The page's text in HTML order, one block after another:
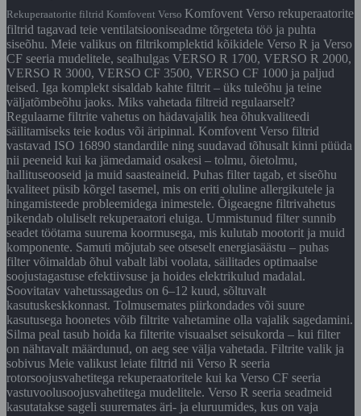
Rekuperaatorite filtrid Komfovent Verso Komfovent Verso rekuperaatorite
filtrid tagavad teie ventilatsiooniseadme tõrgeteta töö ja puhta
siseõhu. Meie valikus on filtrikomplektid kõikidele Verso R ja Verso
CF seeria mudelitele, sealhulgas VERSO R 1700, VERSO R 2000,
VERSO R 3000, VERSO CF 3500, VERSO CF 1000 ja paljud
teised. Iga komplekt sisaldab kahte filtrit – üks tuleõhu ja teine
väljatõmbeõhu jaoks. Miks vahetada filtreid regulaarselt?
Regulaarne filtrite vahetus on hädavajalik hea õhukvaliteedi
säilitamiseks teie kodus või äripinnal. Komfovent Verso filtrid
vastavad ISO 16890 standardile ning suudavad tõhusalt kinni püüda
nii peeneid kui ka jämedamaid osakesi – tolmu, õietolmu,
hallituseooseid ja muid saasteaineid. Puhas filter tagab, et siseõhu
kvaliteet püsib kõrgel tasemel, mis on eriti oluline allergikutele ja
hingamisteede probleemidega inimestele. Õigeaegne filtrivahetus
pikendab oluliselt rekuperaatori eluiga. Ummistunud filter sunnib
seadet töötama suurema koormusega, mis kulutab mootorit ja muid
komponente. Samuti mõjutab see otseselt energiasäästu – puhas
filter võimaldab õhul vabalt läbi voolata, säilitades optimaalse
soojustagastuse efektiivsuse ja hoides elektrikulud madalal.
Soovitatav vahetussagedus on 6–12 kuud, sõltuvalt
kasutuskeskkonnast. Tolmusemates piirkondades või suure
kasutusega hoonetes võib filtrite vahetamine olla vajalik sagedamini.
Silma peal tasub hoida ka filterite visuaalset seisukorda – kui filter
on nähtavalt määrdunud, on aeg see välja vahetada. Filtrite valik ja
sobivus Meie valikust leiate filtrid nii Verso R seeria
rotorsoojusvahetitega rekuperaatoritele kui ka Verso CF seeria
vastuvoolusoojusvahetitega mudelitele. Verso R seeria seadmeid
kasutatakse sageli suuremates äri- ja eluruumides, kus on vaja